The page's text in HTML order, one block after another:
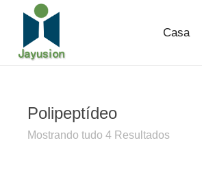
Casa
Polipeptídeo
Mostrando tudo 4 Resultados